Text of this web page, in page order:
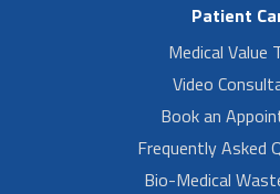
Patient
Medical Value
Video
Book an
Frequently Asked
Bio-Medical